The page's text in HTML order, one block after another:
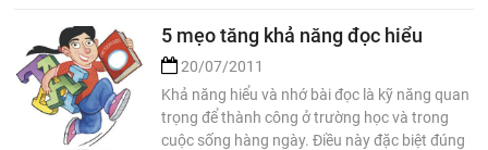
5 mẹo tăng khả năng đọc hiểu
20/07/2011
Khả năng hiểu và nhớ bài đọc là kỹ năng quan
trọng để thành công ở trường học và trong
cuộc sống hàng ngày. Điều này đặc biệt đúng